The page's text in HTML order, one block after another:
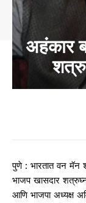
अहंकार
पुणे : भारतात वन मॅन
भाजप खासदार
आणि भाजपा अध्यक्ष